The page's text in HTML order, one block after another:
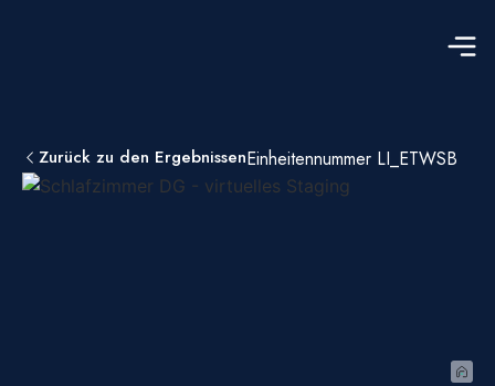
Zurück zu den ErgebnissenEinheitennummer LI_ETWSB